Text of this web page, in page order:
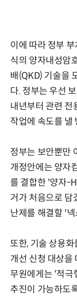
이에 따라 정부
식의 양자내성암
배(QKD) 기술을
다. 정부는 우선
내년부터 관련 전
작업에 속도를 낼
정부는 보안뿐만
개정안에는 양자
를 결합한 '양자-
거가 처음으로 담
난제를 해결할 '
또한, 기술 상용
개선 신청 대상을
무원에게는 '적극
추진이 가능하도